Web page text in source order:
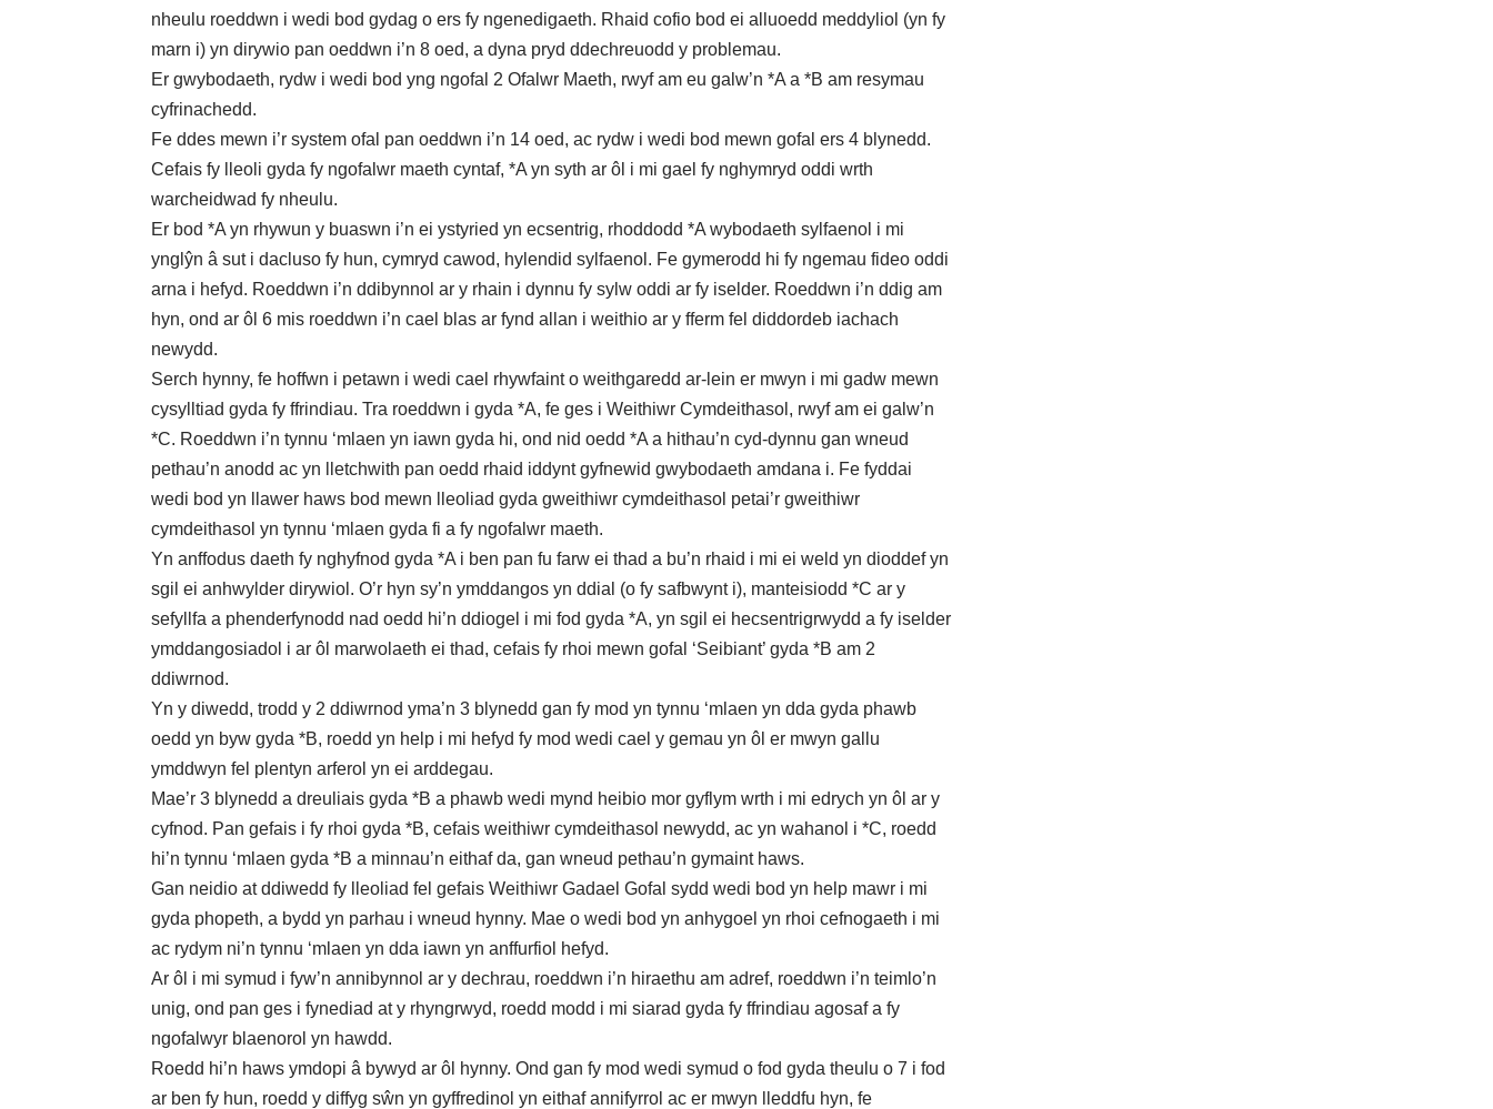
nheulu roeddwn i wedi bod gydag o ers fy ngenedigaeth. Rhaid cofio bod ei alluoedd meddyliol (yn fy
marn i) yn dirywio pan oeddwn i’n 8 oed, a dyna pryd ddechreuodd y problemau.
Er gwybodaeth, rydw i wedi bod yng ngofal 2 Ofalwr Maeth, rwyf am eu galw’n *A a *B am resymau
cyfrinachedd.
Fe ddes mewn i’r system ofal pan oeddwn i’n 14 oed, ac rydw i wedi bod mewn gofal ers 4 blynedd.
Cefais fy lleoli gyda fy ngofalwr maeth cyntaf, *A yn syth ar ôl i mi gael fy nghymryd oddi wrth
warcheidwad fy nheulu.
Er bod *A yn rhywun y buaswn i’n ei ystyried yn ecsentrig, rhoddodd *A wybodaeth sylfaenol i mi
ynglŷn â sut i dacluso fy hun, cymryd cawod, hylendid sylfaenol. Fe gymerodd hi fy ngemau fideo oddi
arna i hefyd. Roeddwn i’n ddibynnol ar y rhain i dynnu fy sylw oddi ar fy iselder. Roeddwn i’n ddig am
hyn, ond ar ôl 6 mis roeddwn i’n cael blas ar fynd allan i weithio ar y fferm fel diddordeb iachach
newydd.
Serch hynny, fe hoffwn i petawn i wedi cael rhywfaint o weithgaredd ar-lein er mwyn i mi gadw mewn
cysylltiad gyda fy ffrindiau. Tra roeddwn i gyda *A, fe ges i Weithiwr Cymdeithasol, rwyf am ei galw’n
*C. Roeddwn i’n tynnu ‘mlaen yn iawn gyda hi, ond nid oedd *A a hithau’n cyd-dynnu gan wneud
pethau’n anodd ac yn lletchwith pan oedd rhaid iddynt gyfnewid gwybodaeth amdana i. Fe fyddai
wedi bod yn llawer haws bod mewn lleoliad gyda gweithiwr cymdeithasol petai’r gweithiwr
cymdeithasol yn tynnu ‘mlaen gyda fi a fy ngofalwr maeth.
Yn anffodus daeth fy nghyfnod gyda *A i ben pan fu farw ei thad a bu’n rhaid i mi ei weld yn dioddef yn
sgil ei anhwylder dirywiol. O’r hyn sy’n ymddangos yn ddial (o fy safbwynt i), manteisiodd *C ar y
sefyllfa a phenderfynodd nad oedd hi’n ddiogel i mi fod gyda *A, yn sgil ei hecsentrigrwydd a fy iselder
ymddangosiadol i ar ôl marwolaeth ei thad, cefais fy rhoi mewn gofal ‘Seibiant’ gyda *B am 2
ddiwrnod.
Yn y diwedd, trodd y 2 ddiwrnod yma’n 3 blynedd gan fy mod yn tynnu ‘mlaen yn dda gyda phawb
oedd yn byw gyda *B, roedd yn help i mi hefyd fy mod wedi cael y gemau yn ôl er mwyn gallu
ymddwyn fel plentyn arferol yn ei arddegau.
Mae’r 3 blynedd a dreuliais gyda *B a phawb wedi mynd heibio mor gyflym wrth i mi edrych yn ôl ar y
cyfnod. Pan gefais i fy rhoi gyda *B, cefais weithiwr cymdeithasol newydd, ac yn wahanol i *C, roedd
hi’n tynnu ‘mlaen gyda *B a minnau’n eithaf da, gan wneud pethau’n gymaint haws.
Gan neidio at ddiwedd fy lleoliad fel gefais Weithiwr Gadael Gofal sydd wedi bod yn help mawr i mi
gyda phopeth, a bydd yn parhau i wneud hynny. Mae o wedi bod yn anhygoel yn rhoi cefnogaeth i mi
ac rydym ni’n tynnu ‘mlaen yn dda iawn yn anffurfiol hefyd.
Ar ôl i mi symud i fyw’n annibynnol ar y dechrau, roeddwn i’n hiraethu am adref, roeddwn i’n teimlo’n
unig, ond pan ges i fynediad at y rhyngrwyd, roedd modd i mi siarad gyda fy ffrindiau agosaf a fy
ngofalwyr blaenorol yn hawdd.
Roedd hi’n haws ymdopi â bywyd ar ôl hynny. Ond gan fy mod wedi symud o fod gyda theulu o 7 i fod
ar ben fy hun, roedd y diffyg sŵn yn gyffredinol yn eithaf annifyrrol ac er mwyn lleddfu hyn, fe